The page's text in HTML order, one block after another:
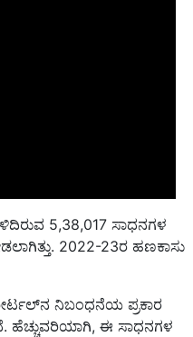
5,38,017 ಸಾಧನಗಳ
2022-23ರ ಹಣಕಾಸು
ನಿಬಂಧನೆಯ ಪ್ರಕಾರ
ಹೆಚ್ಚುವರಿಯಾಗಿ, ಈ ಸಾಧನಗಳ
ದರಗಳ ಮಾರುಕಟ್ಟೆ